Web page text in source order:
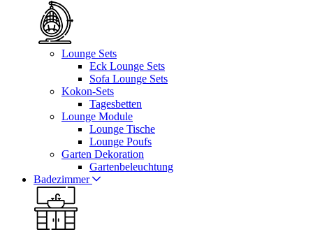
Lounge Sets
Eck Lounge Sets
Sofa Lounge Sets
Kokon-Sets
Tagesbetten
Lounge Module
Lounge Tische
Lounge Poufs
Garten Dekoration
Gartenbeleuchtung
Badezimmer